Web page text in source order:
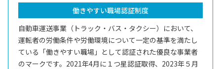
働きやすい職場認証制度
自動車運送事業（トラック・バス・タクシー）において、
運転者の労働条件や労働環境について一定の基準を満たし
ている「働きやすい職場」として認証された優良な事業者
のマークです。2021年4月に１つ星認証取得、2023年５月